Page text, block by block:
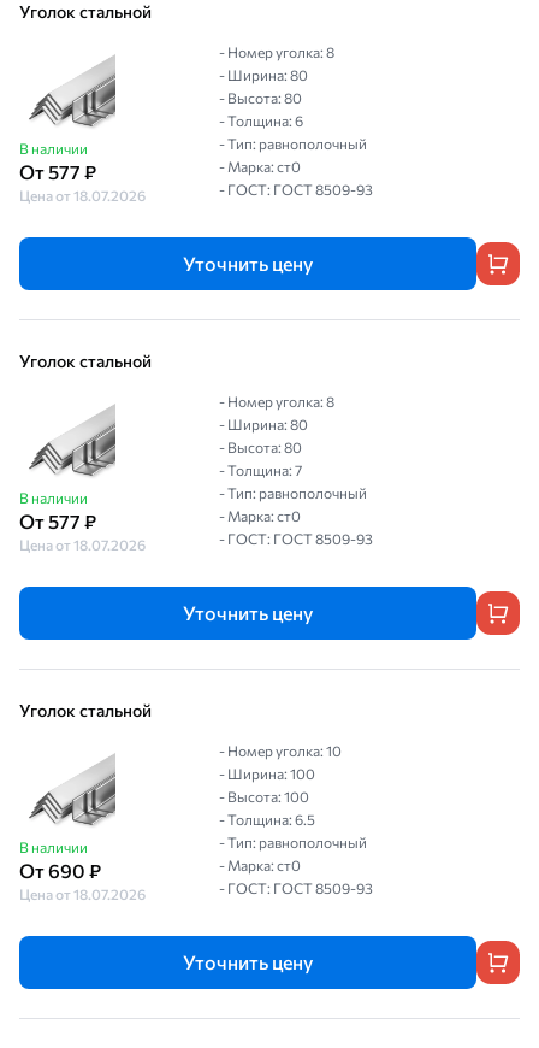
Уголок стальной
В наличии
От 577 ₽
Цена от 18.07.2026
- Номер уголка: 8
- Ширина: 80
- Высота: 80
- Толщина: 6
- Тип: равнополочный
- Марка: ст0
- ГОСТ: ГОСТ 8509-93
Уточнить цену
Уголок стальной
В наличии
От 577 ₽
Цена от 18.07.2026
- Номер уголка: 8
- Ширина: 80
- Высота: 80
- Толщина: 7
- Тип: равнополочный
- Марка: ст0
- ГОСТ: ГОСТ 8509-93
Уточнить цену
Уголок стальной
В наличии
От 690 ₽
Цена от 18.07.2026
- Номер уголка: 10
- Ширина: 100
- Высота: 100
- Толщина: 6.5
- Тип: равнополочный
- Марка: ст0
- ГОСТ: ГОСТ 8509-93
Уточнить цену